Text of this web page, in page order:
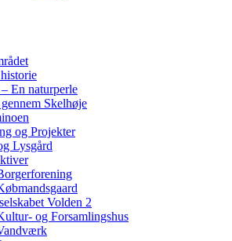
En naturperle
Skelhøje
og Projekter
Lysgård
Volden 2
og Forsamlingshus